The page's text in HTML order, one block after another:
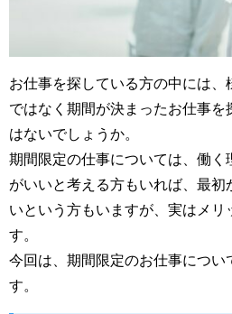
お仕事を探している方の中には
ではなく期間が決まったお仕事
はないでしょうか。
期間限定の仕事については、働く
がいいと考える方もいれば、最初
いという方もいますが、実はメリ
す。
今回は、期間限定のお仕事につい
す。